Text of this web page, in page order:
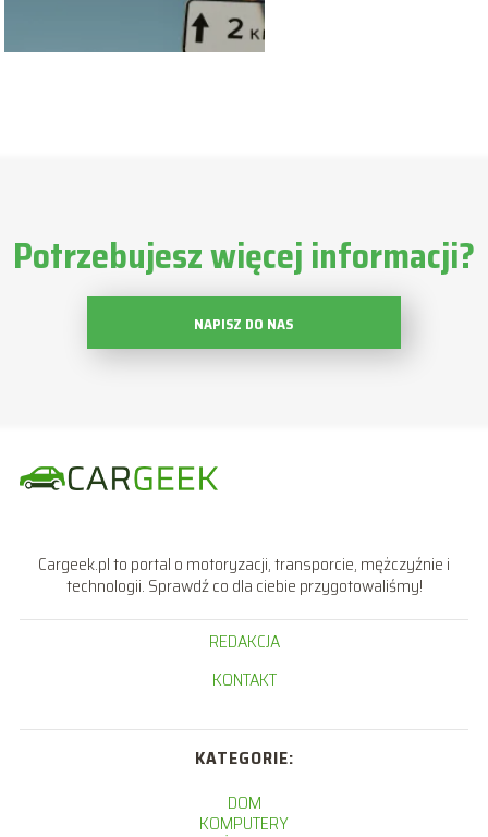
Potrzebujesz więcej informacji?
NAPISZ DO NAS
Cargeek.pl to portal o motoryzacji, transporcie, mężczyźnie i
technologii. Sprawdź co dla ciebie przygotowaliśmy!
REDAKCJA
KONTAKT
KATEGORIE:
DOM
KOMPUTERY